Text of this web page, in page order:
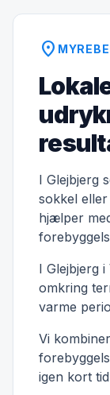
location_on
I Glejbjerg
sokkel
hjælper
I Glejbjerg
omkring
varme
Vi
igen kort